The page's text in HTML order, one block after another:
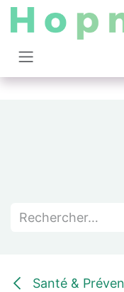
Se rendre au contenu
Santé &